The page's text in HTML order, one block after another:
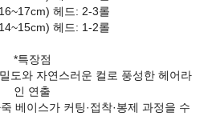
헤드: 2-3롤
헤드: 1-2롤
*특장점
도와 자연스러운 컬로 풍성한 헤어라
인 연출
베이스가 커팅·접착·봉제 과정을 수